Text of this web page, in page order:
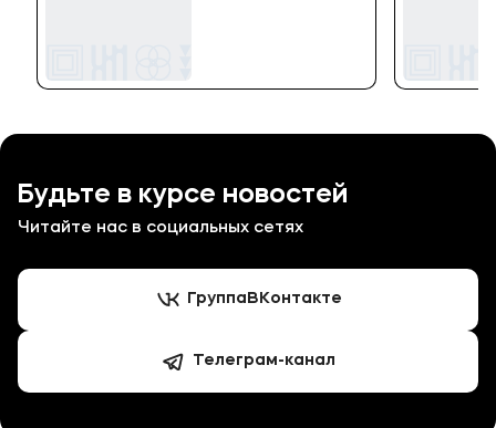
Будьте в курсе новостей
Читайте нас в социальных сетях
ГруппаВКонтакте
Телеграм-канал